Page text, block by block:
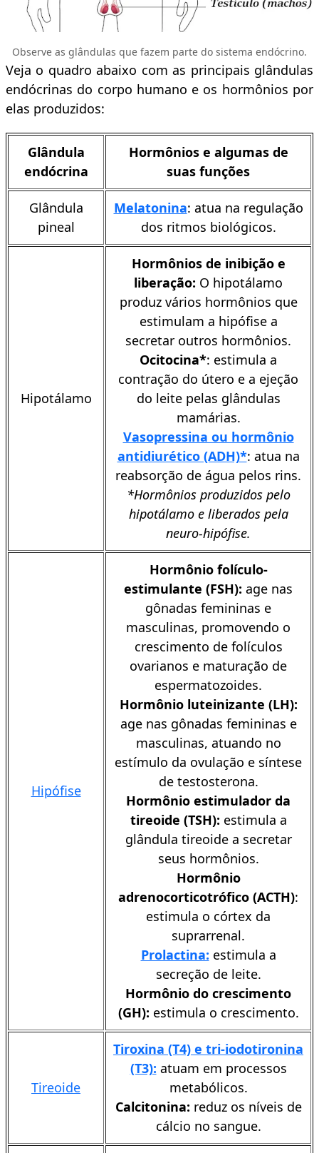
Observe as glândulas que fazem parte do sistema endócrino.
Veja o quadro abaixo com as principais glândulas
endócrinas do corpo humano e os hormônios por
elas produzidos:
Glândula
endócrina
Hormônios e algumas de
suas funções
Glândula
pineal
Melatonina: atua na regulação
dos ritmos biológicos.
Hipotálamo
Hormônios de inibição e
liberação: O hipotálamo
produz vários hormônios que
estimulam a hipófise a
secretar outros hormônios.
Ocitocina*: estimula a
contração do útero e a ejeção
do leite pelas glândulas
mamárias.
Vasopressina ou hormônio
antidiurético (ADH)*: atua na
reabsorção de água pelos rins.
*Hormônios produzidos pelo
hipotálamo e liberados pela
neuro-hipófise.
Hipófise
Hormônio folículo-
estimulante (FSH): age nas
gônadas femininas e
masculinas, promovendo o
crescimento de folículos
ovarianos e maturação de
espermatozoides.
Hormônio luteinizante (LH):
age nas gônadas femininas e
masculinas, atuando no
estímulo da ovulação e síntese
de testosterona.
Hormônio estimulador da
tireoide (TSH): estimula a
glândula tireoide a secretar
seus hormônios.
Hormônio
adrenocorticotrófico (ACTH):
estimula o córtex da
suprarrenal.
Prolactina: estimula a
secreção de leite.
Hormônio do crescimento
(GH): estimula o crescimento.
Tireoide
Tiroxina (T4) e tri-iodotironina
(T3): atuam em processos
metabólicos.
Calcitonina: reduz os níveis de
cálcio no sangue.